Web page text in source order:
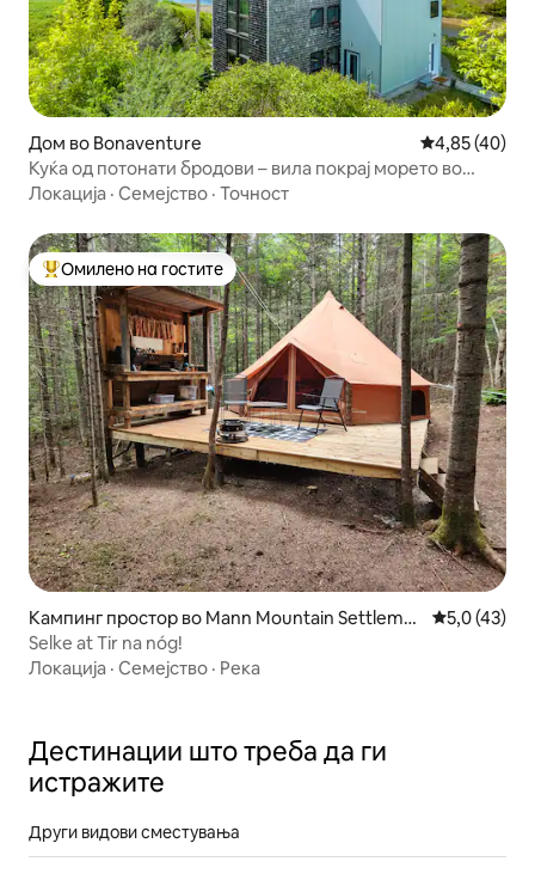
Дом во Bonaventure Просечна
4,85 (40)
Куќа од потонати бродови – вила покрај морето во
заливот Шалор
Локација · Семејство · Точност
Меѓу најуспешните „Омилени на гостите“
Омилено на гостите
Кампинг простор во Mann Mountain Settleme
nt
Просечна
5,0 (43)
Selke at Tir na nóg!
Локација · Семејство · Река
Дестинации што треба да ги
истражите
Други видови сместувања